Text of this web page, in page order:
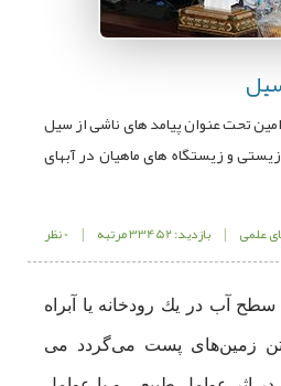
تحت عنوان پیامد های ناشی از سیل
و زیستگاه های ماهیان در آبهای
علمی | بازدید: 33452 مرتبه | 0 نظر
آب در یك رودخانه یا آبراه
زمین‌های پست می‌گردد می